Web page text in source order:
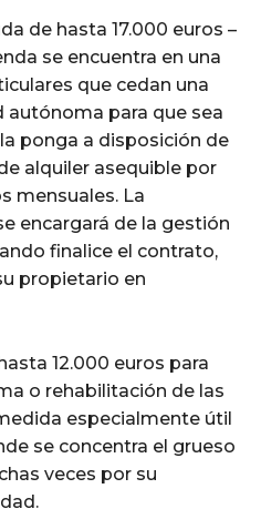
de hasta 17.000 euros –
se encuentra en una
que cedan una
autónoma para que sea
ponga a disposición de
alquiler asequible por
mensuales. La
encargará de la gestión
finalice el contrato,
propietario en
12.000 euros para
o rehabilitación de las
especialmente útil
se concentra el grueso
veces por su